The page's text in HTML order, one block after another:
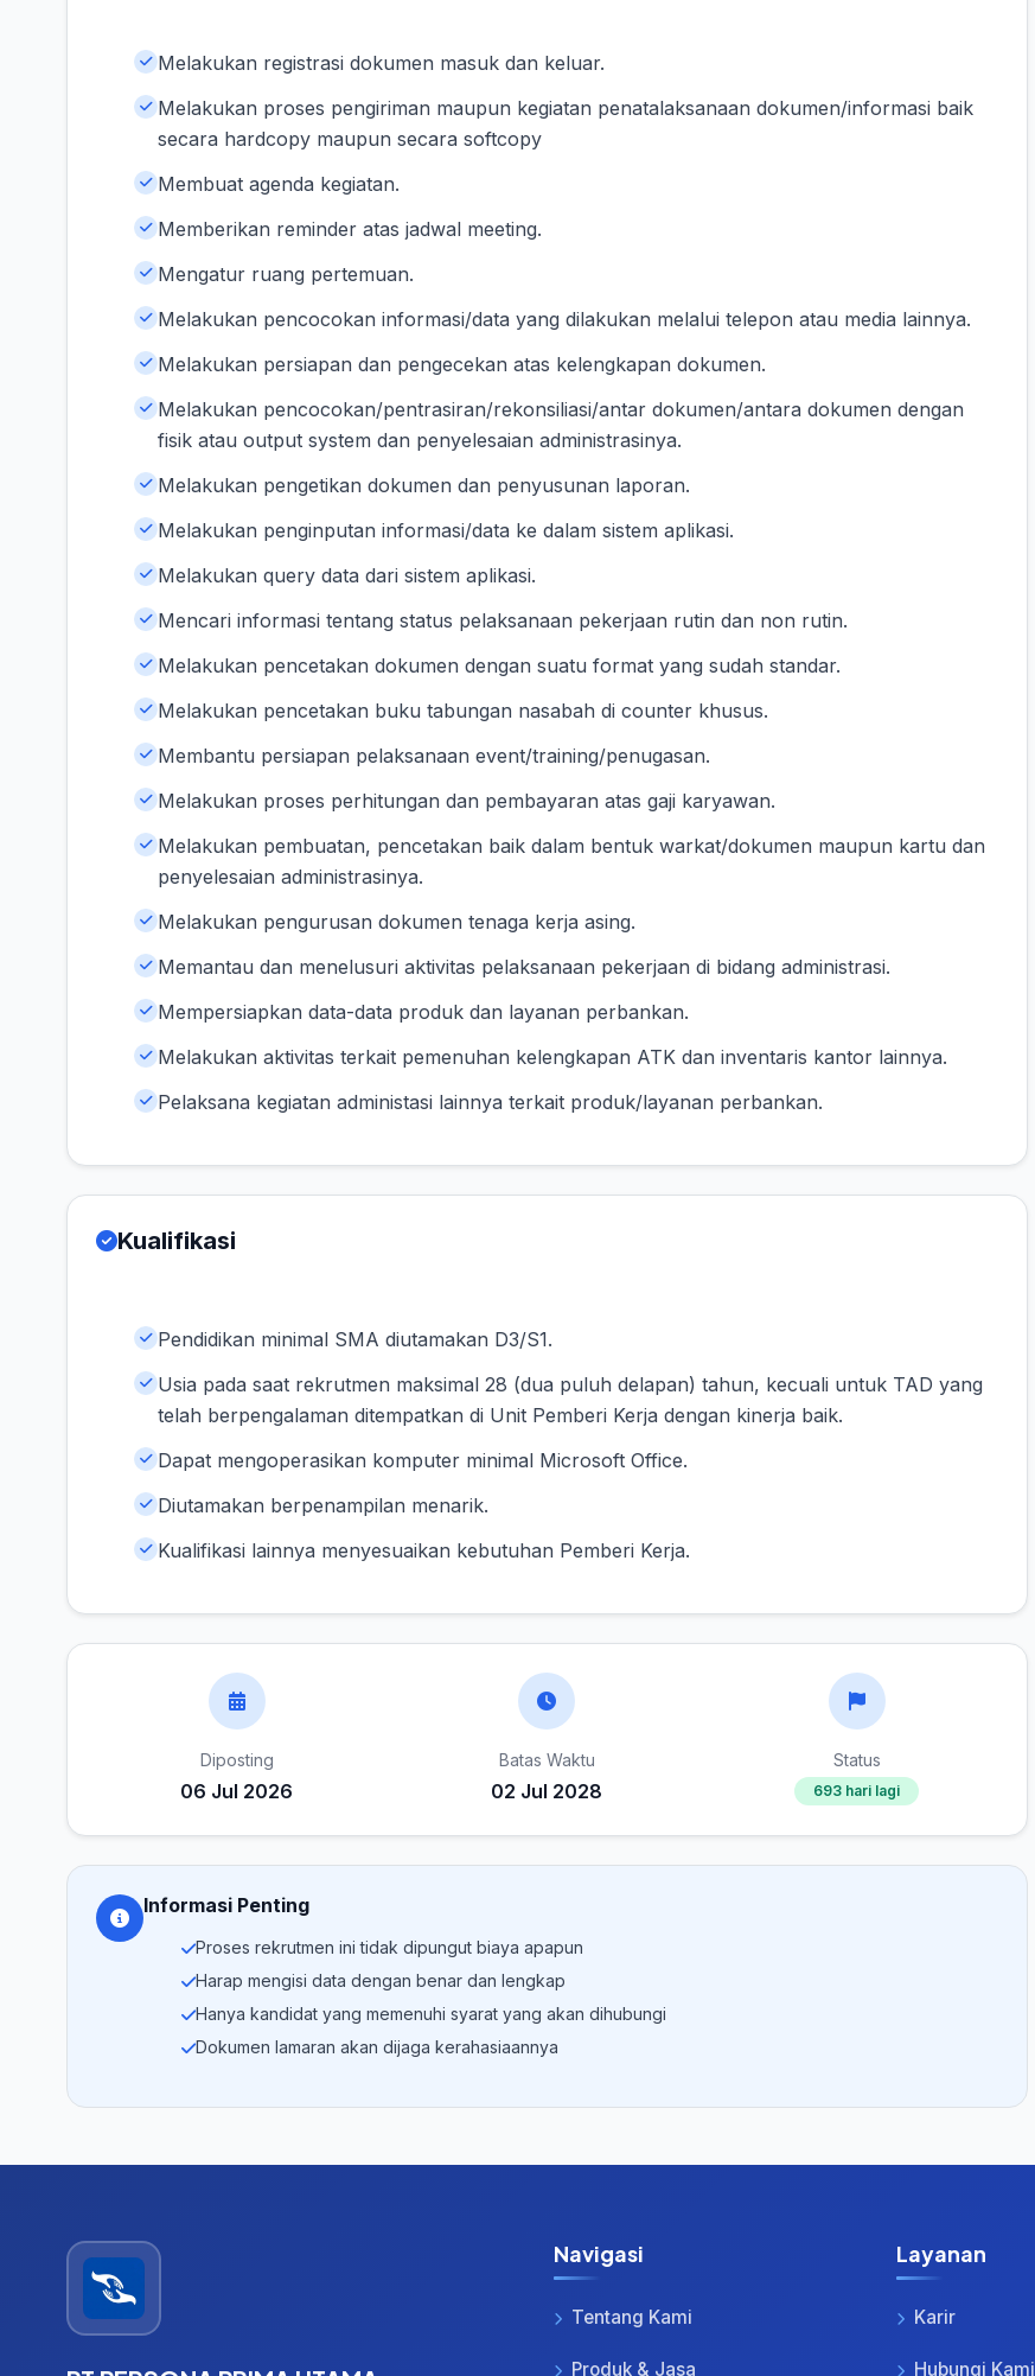
Melakukan registrasi dokumen masuk dan keluar.
Melakukan proses pengiriman maupun kegiatan penatalaksanaan dokumen/informasi baik
secara hardcopy maupun secara softcopy
Membuat agenda kegiatan.
Memberikan reminder atas jadwal meeting.
Mengatur ruang pertemuan.
Melakukan pencocokan informasi/data yang dilakukan melalui telepon atau media lainnya.
Melakukan persiapan dan pengecekan atas kelengkapan dokumen.
Melakukan pencocokan/pentrasiran/rekonsiliasi/antar dokumen/antara dokumen dengan
fisik atau output system dan penyelesaian administrasinya.
Melakukan pengetikan dokumen dan penyusunan laporan.
Melakukan penginputan informasi/data ke dalam sistem aplikasi.
Melakukan query data dari sistem aplikasi.
Mencari informasi tentang status pelaksanaan pekerjaan rutin dan non rutin.
Melakukan pencetakan dokumen dengan suatu format yang sudah standar.
Melakukan pencetakan buku tabungan nasabah di counter khusus.
Membantu persiapan pelaksanaan event/training/penugasan.
Melakukan proses perhitungan dan pembayaran atas gaji karyawan.
Melakukan pembuatan, pencetakan baik dalam bentuk warkat/dokumen maupun kartu dan
penyelesaian administrasinya.
Melakukan pengurusan dokumen tenaga kerja asing.
Memantau dan menelusuri aktivitas pelaksanaan pekerjaan di bidang administrasi.
Mempersiapkan data-data produk dan layanan perbankan.
Melakukan aktivitas terkait pemenuhan kelengkapan ATK dan inventaris kantor lainnya.
Pelaksana kegiatan administasi lainnya terkait produk/layanan perbankan.
Kualifikasi
Pendidikan minimal SMA diutamakan D3/S1.
Usia pada saat rekrutmen maksimal 28 (dua puluh delapan) tahun, kecuali untuk TAD yang
telah berpengalaman ditempatkan di Unit Pemberi Kerja dengan kinerja baik.
Dapat mengoperasikan komputer minimal Microsoft Office.
Diutamakan berpenampilan menarik.
Kualifikasi lainnya menyesuaikan kebutuhan Pemberi Kerja.
Diposting
06 Jul 2026
Batas Waktu
02 Jul 2028
Status
693 hari lagi
Informasi Penting
Proses rekrutmen ini tidak dipungut biaya apapun
Harap mengisi data dengan benar dan lengkap
Hanya kandidat yang memenuhi syarat yang akan dihubungi
Dokumen lamaran akan dijaga kerahasiaannya
Navigasi
Tentang Kami
Produk & Jasa
Layanan
Karir
Hubungi Kami